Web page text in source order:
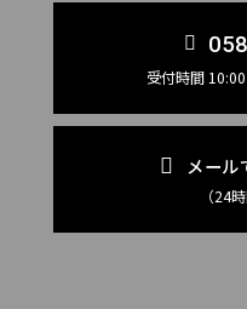
受付時間
メール
（24